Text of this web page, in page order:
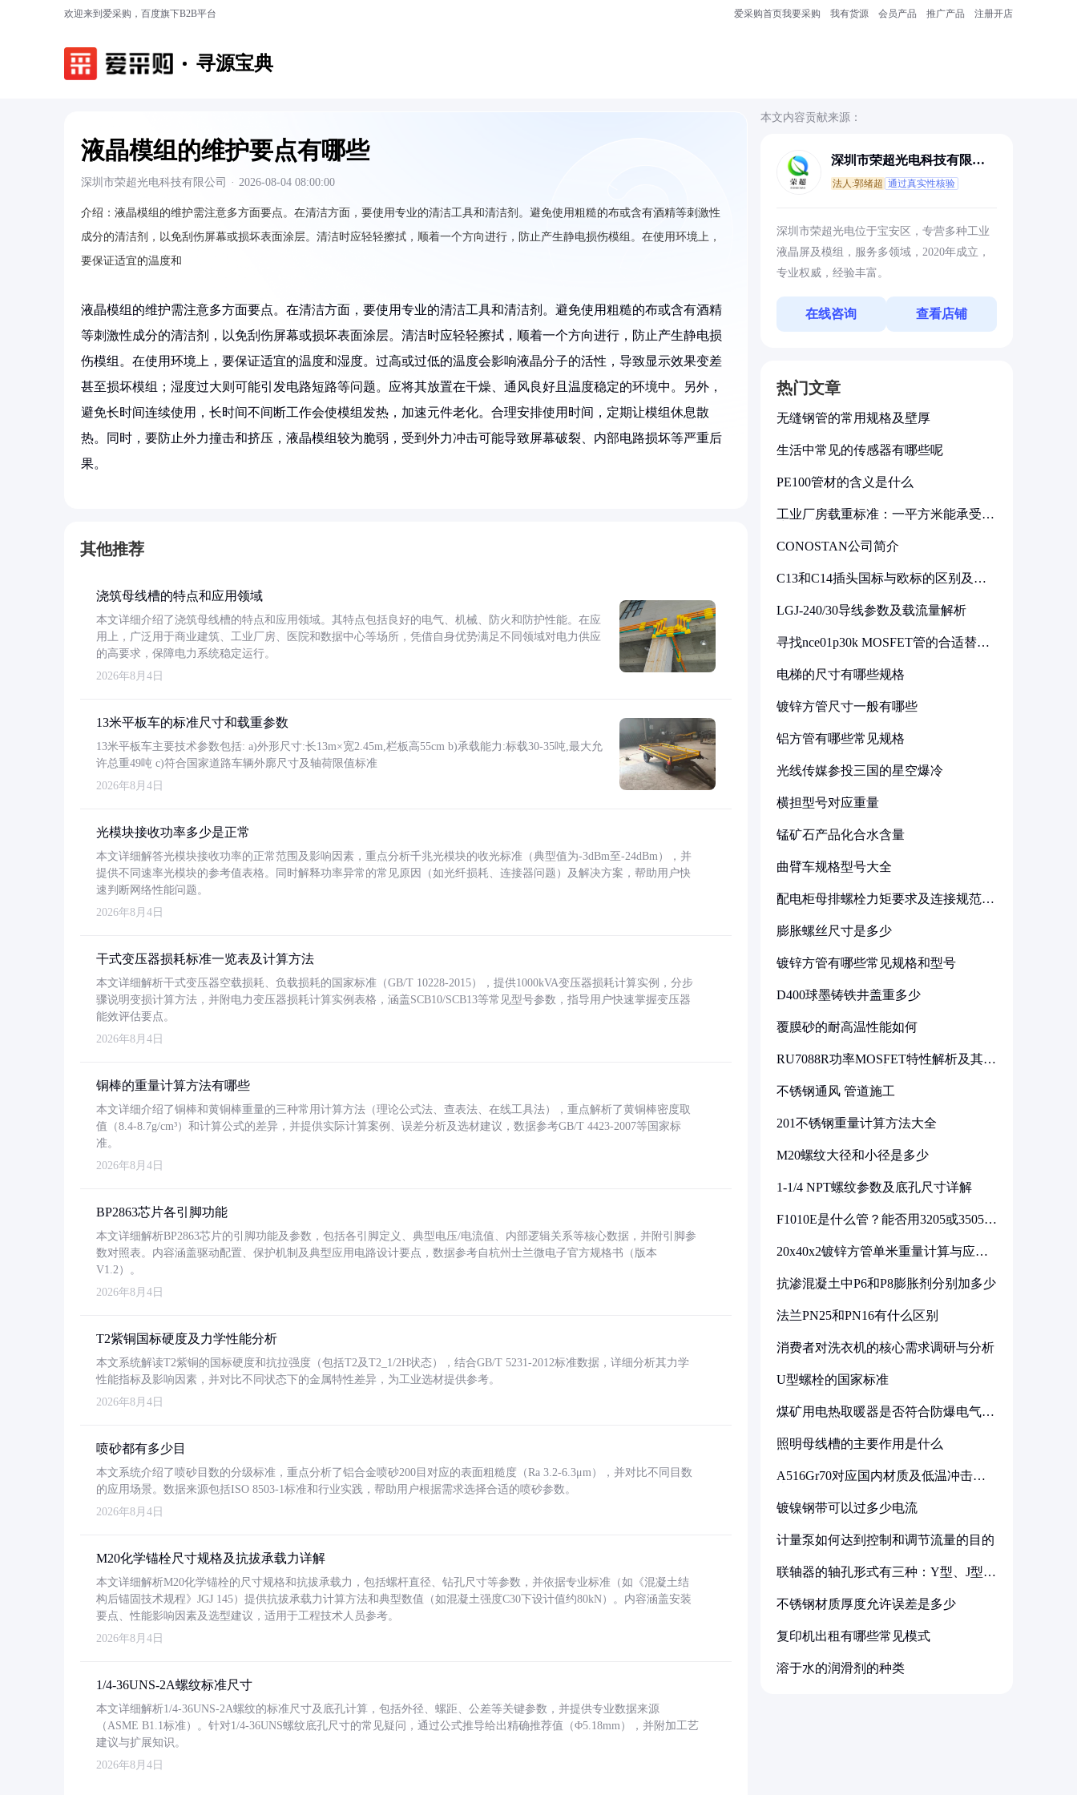
欢迎来到爱采购，百度旗下B2B平台 爱采购首页我要采购 我有货源 会员产品 推广产品 注册开店
寻源宝典
液晶模组的维护要点有哪些
深圳市荣超光电科技有限公司 · 2026-08-04 08:00:00
介绍： 液晶模组的维护需注意多方面要点。在清洁方面，要使用专业的清洁工具和清洁剂。避免使用粗糙的布或含有酒精等刺激性
成分的清洁剂，以免刮伤屏幕或损坏表面涂层。清洁时应轻轻擦拭，顺着一个方向进行，防止产生静电损伤模组。在使用环境上，
要保证适宜的温度和
液晶模组的维护需注意多方面要点。在清洁方面，要使用专业的清洁工具和清洁剂。避免使用粗糙的布或含有酒精
等刺激性成分的清洁剂，以免刮伤屏幕或损坏表面涂层。清洁时应轻轻擦拭，顺着一个方向进行，防止产生静电损
伤模组。在使用环境上，要保证适宜的温度和湿度。过高或过低的温度会影响液晶分子的活性，导致显示效果变差
甚至损坏模组；湿度过大则可能引发电路短路等问题。应将其放置在干燥、通风良好且温度稳定的环境中。另外，
避免长时间连续使用，长时间不间断工作会使模组发热，加速元件老化。合理安排使用时间，定期让模组休息散
热。同时，要防止外力撞击和挤压，液晶模组较为脆弱，受到外力冲击可能导致屏幕破裂、内部电路损坏等严重后
果。
其他推荐
浇筑母线槽的特点和应用领域
本文详细介绍了浇筑母线槽的特点和应用领域。其特点包括良好的电气、机械、防火和防护性能。在应
用上，广泛用于商业建筑、工业厂房、医院和数据中心等场所，凭借自身优势满足不同领域对电力供应
的高要求，保障电力系统稳定运行。
2026年8月4日
13米平板车的标准尺寸和载重参数
13米平板车主要技术参数包括: a)外形尺寸:长13m×宽2.45m,栏板高55cm b)承载能力:标载30-35吨,最大允
许总重49吨 c)符合国家道路车辆外廓尺寸及轴荷限值标准
2026年8月4日
光模块接收功率多少是正常
本文详细解答光模块接收功率的正常范围及影响因素，重点分析千兆光模块的收光标准（典型值为-3dBm至-24dBm），并
提供不同速率光模块的参考值表格。同时解释功率异常的常见原因（如光纤损耗、连接器问题）及解决方案，帮助用户快
速判断网络性能问题。
2026年8月4日
干式变压器损耗标准一览表及计算方法
本文详细解析干式变压器空载损耗、负载损耗的国家标准（GB/T 10228-2015），提供1000kVA变压器损耗计算实例，分步
骤说明变损计算方法，并附电力变压器损耗计算实例表格，涵盖SCB10/SCB13等常见型号参数，指导用户快速掌握变压器
能效评估要点。
2026年8月4日
铜棒的重量计算方法有哪些
本文详细介绍了铜棒和黄铜棒重量的三种常用计算方法（理论公式法、查表法、在线工具法），重点解析了黄铜棒密度取
值（8.4-8.7g/cm³）和计算公式的差异，并提供实际计算案例、误差分析及选材建议，数据参考GB/T 4423-2007等国家标
准。
2026年8月4日
BP2863芯片各引脚功能
本文详细解析BP2863芯片的引脚功能及参数，包括各引脚定义、典型电压/电流值、内部逻辑关系等核心数据，并附引脚参
数对照表。内容涵盖驱动配置、保护机制及典型应用电路设计要点，数据参考自杭州士兰微电子官方规格书（版本
V1.2）。
2026年8月4日
T2紫铜国标硬度及力学性能分析
本文系统解读T2紫铜的国标硬度和抗拉强度（包括T2及T2_1/2H状态），结合GB/T 5231-2012标准数据，详细分析其力学
性能指标及影响因素，并对比不同状态下的金属特性差异，为工业选材提供参考。
2026年8月4日
喷砂都有多少目
本文系统介绍了喷砂目数的分级标准，重点分析了铝合金喷砂200目对应的表面粗糙度（Ra 3.2-6.3μm），并对比不同目数
的应用场景。数据来源包括ISO 8503-1标准和行业实践，帮助用户根据需求选择合适的喷砂参数。
2026年8月4日
M20化学锚栓尺寸规格及抗拔承载力详解
本文详细解析M20化学锚栓的尺寸规格和抗拔承载力，包括螺杆直径、钻孔尺寸等参数，并依据专业标准（如《混凝土结
构后锚固技术规程》JGJ 145）提供抗拔承载力计算方法和典型数值（如混凝土强度C30下设计值约80kN）。内容涵盖安装
要点、性能影响因素及选型建议，适用于工程技术人员参考。
2026年8月4日
1/4-36UNS-2A螺纹标准尺寸
本文详细解析1/4-36UNS-2A螺纹的标准尺寸及底孔计算，包括外径、螺距、公差等关键参数，并提供专业数据来源
（ASME B1.1标准）。针对1/4-36UNS螺纹底孔尺寸的常见疑问，通过公式推导给出精确推荐值（Φ5.18mm），并附加工艺
建议与扩展知识。
2026年8月4日
本文内容贡献来源：
深圳市荣超光电科技有限公
法人:郭绪超 通过真实性核验
深圳市荣超光电位于宝安区，专营多种工业
液晶屏及模组，服务多领域，2020年成立，
专业权威，经验丰富。
在线咨询 查看店铺
热门文章
无缝钢管的常用规格及壁厚
生活中常见的传感器有哪些呢
PE100管材的含义是什么
工业厂房载重标准：一平方米能承受多
CONOSTAN公司简介
C13和C14插头国标与欧标的区别及其
LGJ-240/30导线参数及载流量解析
寻找nce01p30k MOSFET管的合适替代
电梯的尺寸有哪些规格
镀锌方管尺寸一般有哪些
铝方管有哪些常见规格
光线传媒参投三国的星空爆冷
横担型号对应重量
锰矿石产品化合水含量
曲臂车规格型号大全
配电柜母排螺栓力矩要求及连接规范详
膨胀螺丝尺寸是多少
镀锌方管有哪些常见规格和型号
D400球墨铸铁井盖重多少
覆膜砂的耐高温性能如何
RU7088R功率MOSFET特性解析及其在
不锈钢通风 管道施工
201不锈钢重量计算方法大全
M20螺纹大径和小径是多少
1-1/4 NPT螺纹参数及底孔尺寸详解
F1010E是什么管？能否用3205或3505代
20x40x2镀锌方管单米重量计算与应用
抗渗混凝土中P6和P8膨胀剂分别加多少
法兰PN25和PN16有什么区别
消费者对洗衣机的核心需求调研与分析
U型螺栓的国家标准
煤矿用电热取暖器是否符合防爆电气设
照明母线槽的主要作用是什么
A516Gr70对应国内材质及低温冲击要
镀镍钢带可以过多少电流
计量泵如何达到控制和调节流量的目的
联轴器的轴孔形式有三种：Y型、J型、
不锈钢材质厚度允许误差是多少
复印机出租有哪些常见模式
溶于水的润滑剂的种类